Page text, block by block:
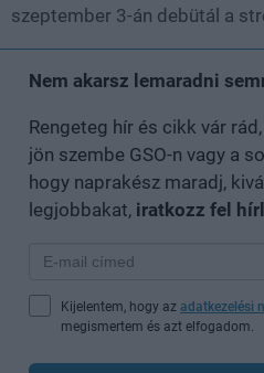
szeptember 3-án debütál a
Nem akarsz lemaradni
Rengeteg hír és cikk vár
jön szembe GSO-n vagy a
hogy naprakész maradj,
legjobbakat, iratkozz fel
Kijelentem, hogy az adatkezelési
megismertem és azt elfogadom.